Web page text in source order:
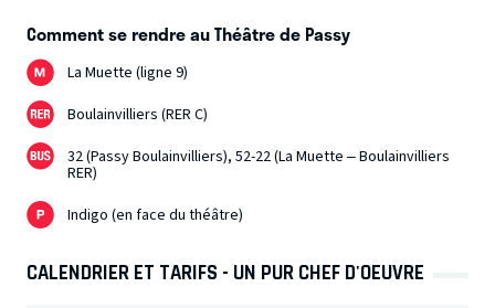
Comment se rendre au Théâtre de Passy
La Muette (ligne 9)
Boulainvilliers (RER C)
32 (Passy Boulainvilliers), 52-22 (La Muette – Boulainvilliers
RER)
Indigo (en face du théâtre)
CALENDRIER ET TARIFS - UN PUR CHEF D'OEUVRE